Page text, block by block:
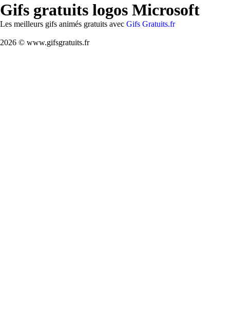
Gifs gratuits logos Microsoft
Les meilleurs gifs animés gratuits avec Gifs Gratuits.fr
2026 © www.gifsgratuits.fr